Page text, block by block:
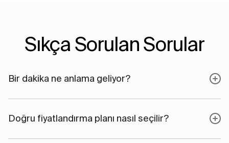
Sıkça Sorulan Sorular
Bir dakika ne anlama geliyor?
Doğru fiyatlandırma planı nasıl seçilir?